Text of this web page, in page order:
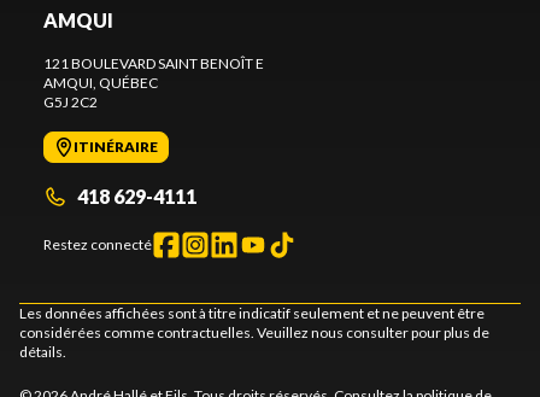
AMQUI
121 BOULEVARD SAINT BENOÎT E
AMQUI, QUÉBEC
G5J 2C2
ITINÉRAIRE
418 629-4111
Restez connecté
Les données affichées sont à titre indicatif seulement et ne peuvent être
considérées comme contractuelles. Veuillez nous consulter pour plus de
détails.